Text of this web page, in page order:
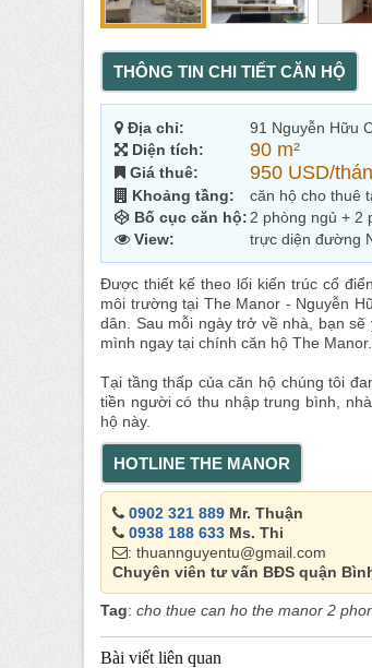
THÔNG TIN CHI TIẾT CĂN HỘ
Địa chỉ:
91 Nguyễn Hữu
Diện tích:
90 m²
Giá thuê: 950 USD/
Khoảng tầng:
căn hộ cho thuê
Bố cục căn hộ: 2 phòng ngủ + 2
View:
trực diện đường
Được thiết kế theo lối kiến trúc cổ
môi trường tại The Manor - Nguyễn
dân. Sau mỗi ngày trở về nhà, bạn
mình ngay tại chính căn hộ The Manor.
Tại tầng thấp của căn hộ chúng tôi
tiền người có thu nhập trung bình,
hộ này.
HOTLINE THE MANOR
0902 321 889 Mr. Thuận
0938 188 633 Ms. Thi
: thuannguyentu@gmail.com
Chuyên viên tư vấn BĐS quận
Tag: cho thue can ho the manor 2
Bài viết liên quan